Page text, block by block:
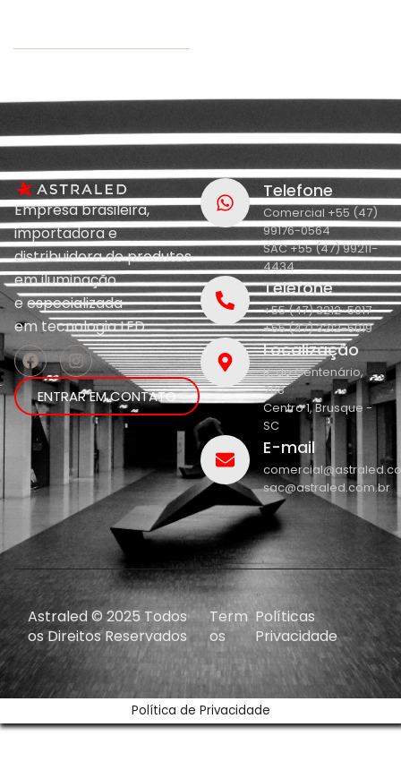
Empresa brasileira,
importadora e
distribuidora de produtos
em iluminação
eespecializada
emtecnologia LED.
ENTRAR EM CONTATO
Telefone
Comercial +55 (47)
99176-0564
SAC +55 (47) 99211-
4434
Telefone
+55 (47) 3212-5017
+55 (47) 3212-5019
Localização
R. do Centenário,
208
Centro 1, Brusque -
SC
E-mail
sac@astraled.com.br
Astraled © 2025 Todos
os Direitos Reservados
Term
os
Políticas
Privacidade
Política de Privacidade